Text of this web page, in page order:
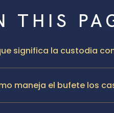
THIS
significa la custodia
maneja el bufete los